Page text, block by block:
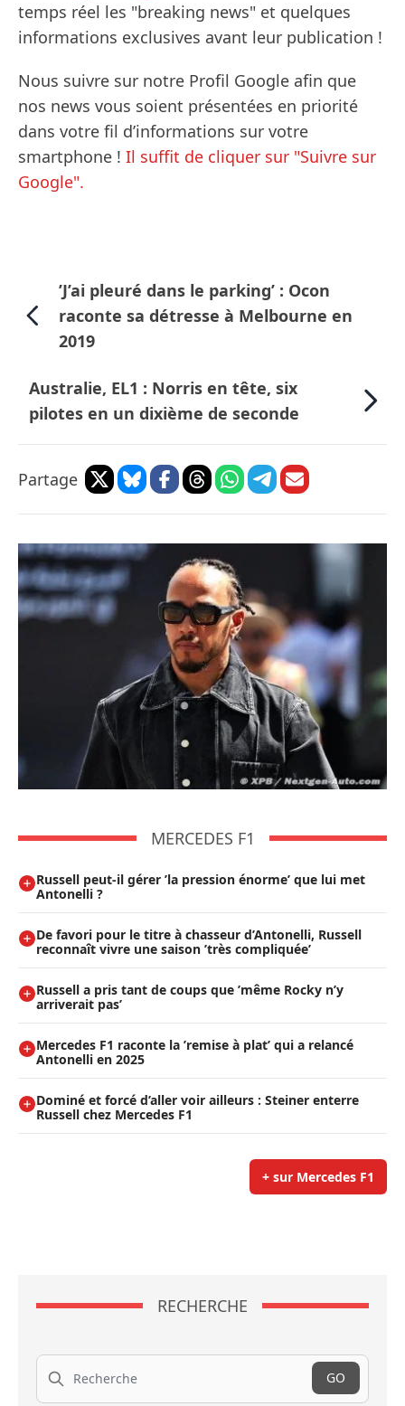
temps réel les "breaking news" et quelques
informations exclusives avant leur publication !
Nous suivre sur notre Profil Google afin que
nos news vous soient présentées en priorité
dans votre fil d’informations sur votre
smartphone ! Il suffit de cliquer sur "Suivre sur
Google".
’J’ai pleuré dans le parking’ : Ocon
raconte sa détresse à Melbourne en
2019
Australie, EL1 : Norris en tête, six
pilotes en un dixième de seconde
Partage
MERCEDES F1
Russell peut-il gérer ’la pression énorme’ que lui met
Antonelli ?
De favori pour le titre à chasseur d’Antonelli, Russell
reconnaît vivre une saison ’très compliquée’
Russell a pris tant de coups que ’même Rocky n’y
arriverait pas’
Mercedes F1 raconte la ’remise à plat’ qui a relancé
Antonelli en 2025
Dominé et forcé d’aller voir ailleurs : Steiner enterre
Russell chez Mercedes F1
+ sur Mercedes F1
RECHERCHE
Recherche
GO